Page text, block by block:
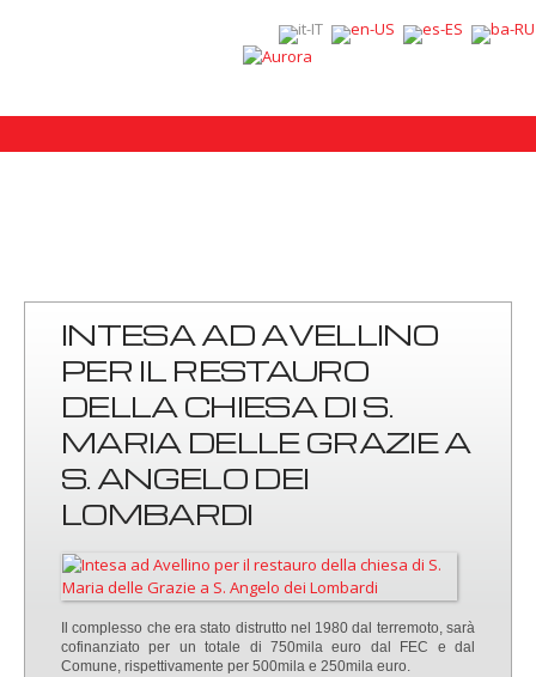
INTESA AD AVELLINO
PER IL RESTAURO
DELLA CHIESA DI S.
MARIA DELLE GRAZIE A
S. ANGELO DEI
LOMBARDI
Il complesso che era stato distrutto nel 1980 dal terremoto, sarà
cofinanziato per un totale di 750mila euro dal FEC e dal
Comune, rispettivamente per 500mila e 250mila euro.